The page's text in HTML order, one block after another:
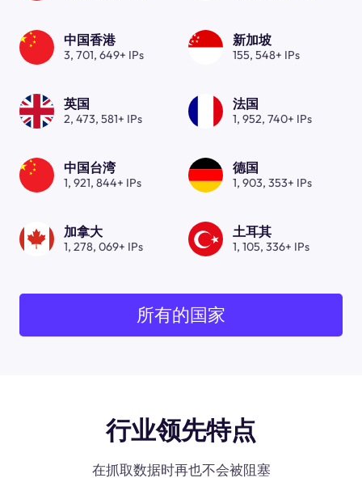
中国香港
3, 701, 649+ IPs
新加坡
155, 548+ IPs
英国
2, 473, 581+ IPs
法国
1, 952, 740+ IPs
中国台湾
1, 921, 844+ IPs
德国
1, 903, 353+ IPs
加拿大
1, 278, 069+ IPs
土耳其
1, 105, 336+ IPs
所有的国家
行业领先特点
在抓取数据时再也不会被阻塞